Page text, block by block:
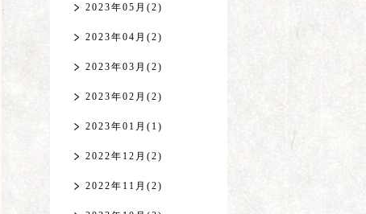
2023年05月(2)
2023年04月(2)
2023年03月(2)
2023年02月(2)
2023年01月(1)
2022年12月(2)
2022年11月(2)